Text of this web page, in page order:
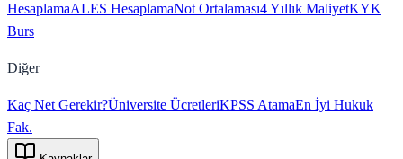
HesaplamaALES HesaplamaNot Ortalaması4 Yıllık MaliyetKYK
Burs
Diğer
Kaç Net Gerekir?Üniversite ÜcretleriKPSS AtamaEn İyi Hukuk
Fak.